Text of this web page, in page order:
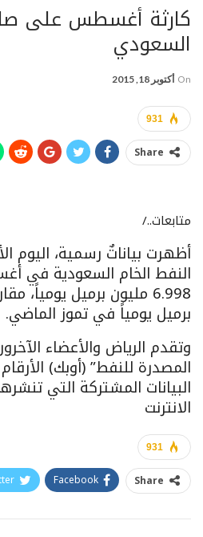
كارثة أغسطس على
السعودي
On أكتوبر 18, 2015
931
Share
متابعات../
أظهرت بياناتٌ رسمية، اليوم
النفط الخام السعودية في
برميل يومياً في تموز الماضي.
وتقدم الرياض والأعضاء
المصدرة للنفط” (أوبك)
البيانات المشتركة التي
الانترنت
931
Share
Facebook